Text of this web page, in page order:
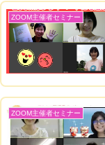
ZOOM主催者セミナー
ZOOM主催者セミナー